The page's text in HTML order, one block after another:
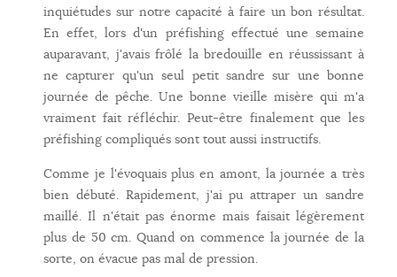
inquiétudes sur notre capacité à faire un bon résultat.
En effet, lors d'un préfishing effectué une semaine
auparavant, j'avais frôlé la bredouille en réussissant à
ne capturer qu'un seul petit sandre sur une bonne
journée de pêche. Une bonne vieille misère qui m'a
vraiment fait réfléchir. Peut-être finalement que les
préfishing compliqués sont tout aussi instructifs.
Comme je l'évoquais plus en amont, la journée a très
bien débuté. Rapidement, j'ai pu attraper un sandre
maillé. Il n'était pas énorme mais faisait légèrement
plus de 50 cm. Quand on commence la journée de la
sorte, on évacue pas mal de pression.